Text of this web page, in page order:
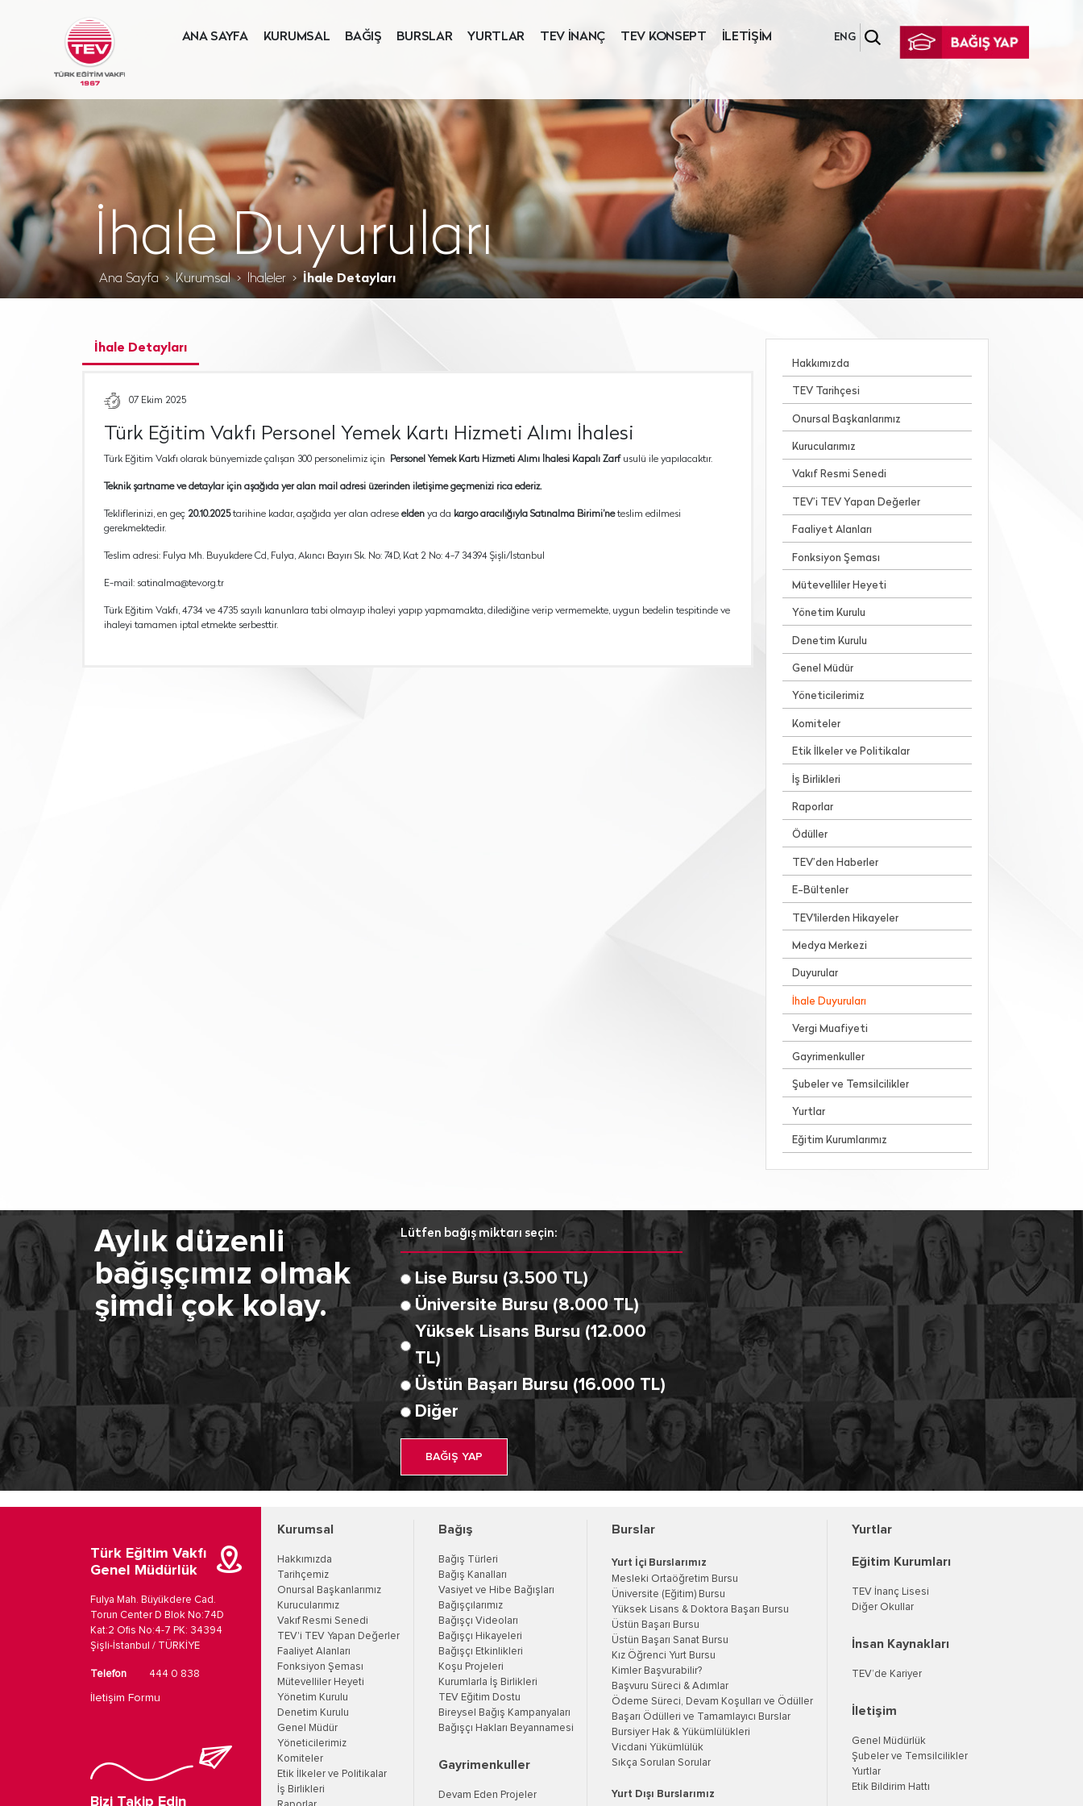
ANA SAYFA KURUMSAL BAĞIŞ BURSLAR YURTLAR TEV İNANÇ TEV KONSEPT İLETİŞİM ENG
İhale Duyuruları
Ana Sayfa Kurumsal İhaleler İhale Detayları
İhale Detayları
07 Ekim 2025
Türk Eğitim Vakfı Personel Yemek Kartı Hizmeti Alımı İhalesi
Türk Eğitim Vakfı olarak bünyemizde çalışan 300 personelimiz için Personel Yemek Kartı Hizmeti Alımı İhalesi Kapalı Zarf usulü ile yapılacaktır.
Teknik şartname ve detaylar için aşağıda yer alan mail adresi üzerinden iletişime geçmenizi rica ederiz.
Tekliflerinizi, en geç 20.10.2025tarihine kadar, aşağıda yer alan adrese elden ya da kargo aracılığıyla Satınalma Birimi’neteslim edilmesi
gerekmektedir.
Teslim adresi: Fulya Mh. Buyukdere Cd, Fulya, Akıncı Bayırı Sk. No: 74D, Kat 2 No: 4-7 34394 Şişli/İstanbul
E-mail: satinalma@tev.org.tr
Türk Eğitim Vakfı, 4734 ve 4735 sayılı kanunlara tabi olmayıp ihaleyi yapıp yapmamakta, dilediğine verip vermemekte, uygun bedelin tespitinde ve
ihaleyi tamamen iptal etmekte serbesttir.
Hakkımızda
TEV Tarihçesi
Onursal Başkanlarımız
Kurucularımız
Vakıf Resmi Senedi
TEV’i TEV Yapan Değerler
Faaliyet Alanları
Fonksiyon Şeması
Mütevelliler Heyeti
Yönetim Kurulu
Denetim Kurulu
Genel Müdür
Yöneticilerimiz
Komiteler
Etik İlkeler ve Politikalar
İş Birlikleri
Raporlar
Ödüller
TEV’den Haberler
E-Bültenler
TEV'lilerden Hikayeler
Medya Merkezi
Duyurular
İhale Duyuruları
Vergi Muafiyeti
Gayrimenkuller
Şubeler ve Temsilcilikler
Yurtlar
Eğitim Kurumlarımız
Aylık düzenli
bağışçımız olmak
şimdi çok kolay.
Lütfen bağış miktarı seçin:
Lise Bursu (3.500 TL)
Üniversite Bursu (8.000 TL)
Yüksek Lisans Bursu (12.000
TL)
Üstün Başarı Bursu (16.000 TL)
Diğer
BAĞIŞ YAP
Türk Eğitim Vakfı
Genel Müdürlük
Fulya Mah. Büyükdere Cad.
Torun Center D Blok No:74D
Kat:2 Ofis No:4-7 PK: 34394
Şişli-İstanbul / TÜRKİYE
Telefon 444 0 838
İletişim Formu
Bizi Takip Edin
Kurumsal
Hakkımızda
Tarihçemiz
Onursal Başkanlarımız
Kurucularımız
Vakıf Resmi Senedi
TEV'i TEV Yapan Değerler
Faaliyet Alanları
Fonksiyon Şeması
Mütevelliler Heyeti
Yönetim Kurulu
Denetim Kurulu
Genel Müdür
Yöneticilerimiz
Komiteler
Etik İlkeler ve Politikalar
İş Birlikleri
Bağış
Bağış Türleri
Bağış Kanalları
Vasiyet ve Hibe Bağışları
Bağışçılarımız
Bağışçı Videoları
Bağışçı Hikayeleri
Bağışçı Etkinlikleri
Koşu Projeleri
Kurumlarla İş Birlikleri
TEV Eğitim Dostu
Bireysel Bağış Kampanyaları
Bağışçı Hakları Beyannamesi
Gayrimenkuller
Devam Eden Projeler
Burslar
Yurt İçi Burslarımız
Mesleki Ortaöğretim Bursu
Üniversite (Eğitim) Bursu
Yüksek Lisans & Doktora Başarı Bursu
Üstün Başarı Bursu
Üstün Başarı Sanat Bursu
Kız Öğrenci Yurt Bursu
Kimler Başvurabilir?
Başvuru Süreci & Adımlar
Ödeme Süreci, Devam Koşulları ve Ödüller
Başarı Ödülleri ve Tamamlayıcı Burslar
Bursiyer Hak & Yükümlülükleri
Vicdani Yükümlülük
Sıkça Sorulan Sorular
Yurt Dışı Burslarımız
Yurtlar
Eğitim Kurumları
TEV İnanç Lisesi
Diğer Okullar
İnsan Kaynakları
TEV’de Kariyer
İletişim
Genel Müdürlük
Şubeler ve Temsilcilikler
Yurtlar
Etik Bildirim Hattı